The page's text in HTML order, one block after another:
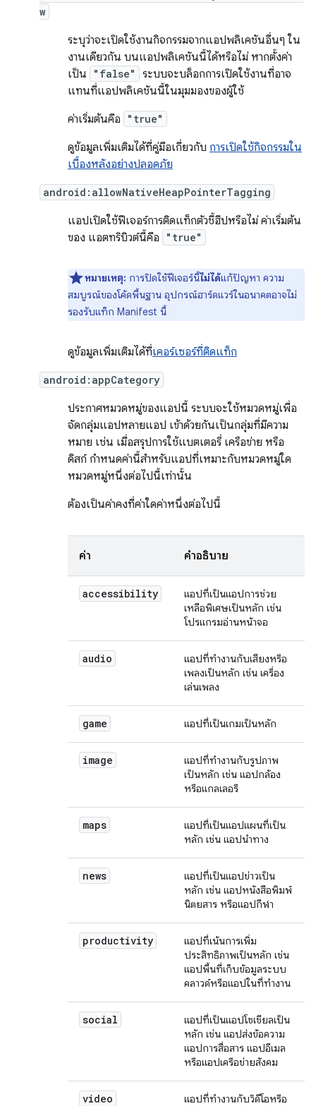
w
ระบุว่าจะเปิดใช้งานกิจกรรมจากแอปพลิเคชันอื่นๆ ใน
งานเดียวกัน บนแอปพลิเคชันนี้ได้หรือไม่ หากตั้งค่า
เป็น
"false"
ระบบจะบล็อกการเปิดใช้งานที่อาจ
แทนที่แอปพลิเคชันนี้ในมุมมองของผู้ใช้
ค่าเริ่มต้นคือ
"true"
ดูข้อมูลเพิ่มเติมได้ที่คู่มือเกี่ยวกับ การเปิดใช้กิจกรรมใน
เบื้องหลังอย่างปลอดภัย
android:allowNativeHeapPointerTagging
แอปเปิดใช้ฟีเจอร์การติดแท็กตัวชี้ฮีปหรือไม่ ค่าเริ่มต้น
ของ แอตทริบิวต์นี้คือ
"true"
หมายเหตุ: การปิดใช้ฟีเจอร์นี้ไม่ได้แก้ปัญหา ความ
สมบูรณ์ของโค้ดพื้นฐาน อุปกรณ์ฮาร์ดแวร์ในอนาคตอาจไม่
รองรับแท็ก Manifest นี้
ดูข้อมูลเพิ่มเติมได้ที่เคอร์เซอร์ที่ติดแท็ก
android:appCategory
ประกาศหมวดหมู่ของแอปนี้ ระบบจะใช้หมวดหมู่เพื่อ
จัดกลุ่มแอปหลายแอป เข้าด้วยกันเป็นกลุ่มที่มีความ
หมาย เช่น เมื่อสรุปการใช้แบตเตอรี่ เครือข่าย หรือ
ดิสก์ กำหนดค่านี้สำหรับแอปที่เหมาะกับหมวดหมู่ใด
หมวดหมู่หนึ่งต่อไปนี้เท่านั้น
ต้องเป็นค่าคงที่ค่าใดค่าหนึ่งต่อไปนี้
ค่า คำอธิบาย
accessibility
แอปที่เป็นแอปการช่วย
เหลือพิเศษเป็นหลัก เช่น
โปรแกรมอ่านหน้าจอ
audio
แอปที่ทำงานกับเสียงหรือ
เพลงเป็นหลัก เช่น เครื่อง
เล่นเพลง
game แอปที่เป็นเกมเป็นหลัก
image
แอปที่ทำงานกับรูปภาพ
เป็นหลัก เช่น แอปกล้อง
หรือแกลเลอรี
maps
แอปที่เป็นแอปแผนที่เป็น
หลัก เช่น แอปนำทาง
news
แอปที่เป็นแอปข่าวเป็น
หลัก เช่น แอปหนังสือพิมพ์
นิตยสาร หรือแอปกีฬา
productivity
แอปที่เน้นการเพิ่ม
ประสิทธิภาพเป็นหลัก เช่น
แอปพื้นที่เก็บข้อมูลระบบ
คลาวด์หรือแอปในที่ทำงาน
social
แอปที่เป็นแอปโซเชียลเป็น
หลัก เช่น แอปส่งข้อความ
แอปการสื่อสาร แอปอีเมล
หรือแอปเครือข่ายสังคม
video
แอปที่ทำงานกับวิดีโอหรือ